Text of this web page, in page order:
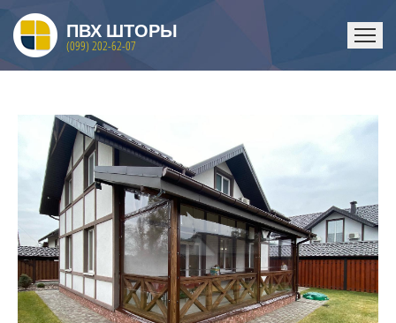
ПВХ ШТОРЫ
(099) 202-62-07